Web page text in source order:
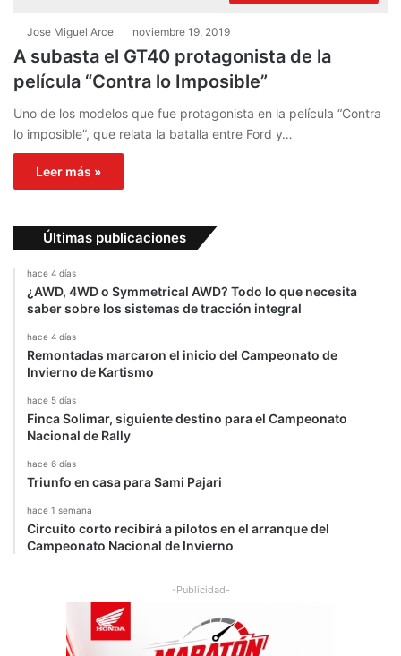
Jose Miguel Arce noviembre 19, 2019
A subasta el GT40 protagonista de la
película “Contra lo Imposible”
Uno de los modelos que fue protagonista en la película “Contra
lo imposible”, que relata la batalla entre Ford y…
Leer más »
Últimas publicaciones
hace 4 días
¿AWD, 4WD o Symmetrical AWD? Todo lo que necesita
saber sobre los sistemas de tracción integral
hace 4 días
Remontadas marcaron el inicio del Campeonato de
Invierno de Kartismo
hace 5 días
Finca Solimar, siguiente destino para el Campeonato
Nacional de Rally
hace 6 días
Triunfo en casa para Sami Pajari
hace 1 semana
Circuito corto recibirá a pilotos en el arranque del
Campeonato Nacional de Invierno
-Publicidad-